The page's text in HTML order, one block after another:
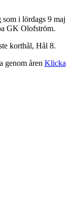
i lördags 9 maj
GK Olofström.
korthål, Hål 8.
genom åren Klicka